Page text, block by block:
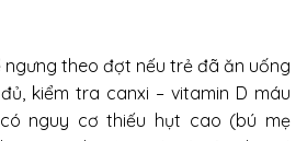
ngưng theo đợt nếu trẻ đã ăn uống
kiểm tra canxi – vitamin D máu
nguy cơ thiếu hụt cao (bú mẹ